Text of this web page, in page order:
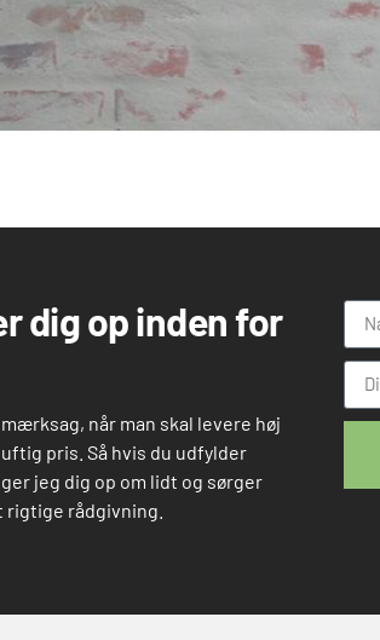
dig op inden for
når man skal levere høj
pris. Så hvis du udfylder
jeg dig op om lidt og sørger
rådgivning.